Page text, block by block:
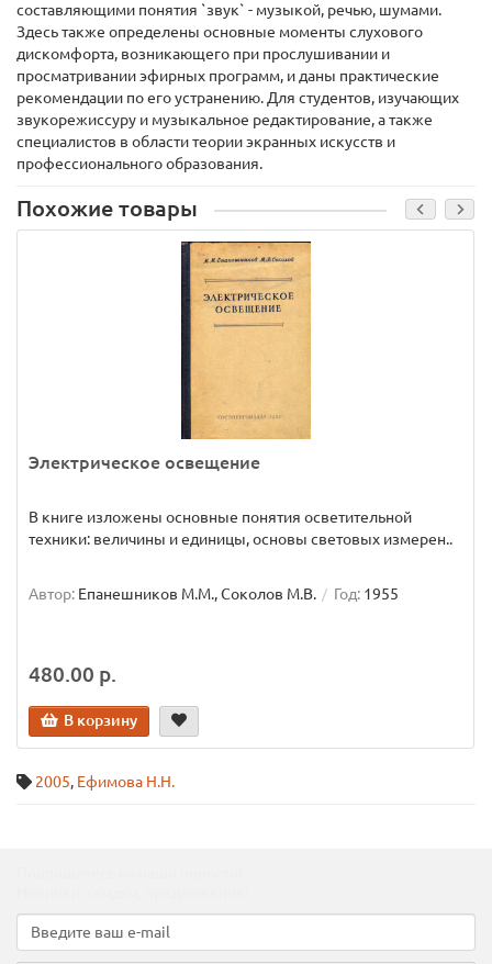
составляющими понятия `звук` - музыкой, речью, шумами.
Здесь также определены основные моменты слухового
дискомфорта, возникающего при прослушивании и
просматривании эфирных программ, и даны практические
рекомендации по его устранению. Для студентов, изучающих
звукорежиссуру и музыкальное редактирование, а также
специалистов в области теории экранных искусств и
профессионального образования.
Похожие товары
Электрическое освещение
В книге изложены основные понятия осветительной
техники: величины и единицы, основы световых измерен..
Автор: Епанешников М.М., Соколов М.В. Год: 1955
480.00 р.
В корзину
2005, Ефимова Н.Н.